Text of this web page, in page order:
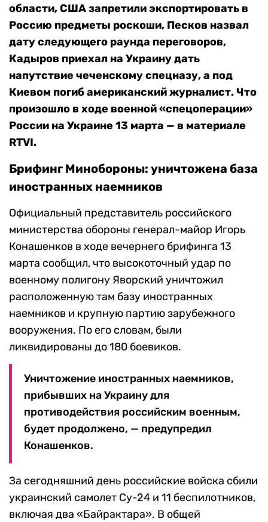
области, США запретили экспортировать в
Россию предметы роскоши, Песков назвал
дату следующего раунда переговоров,
Кадыров приехал на Украину дать
напутствие чеченскому спецназу, а под
Киевом погиб американский журналист. Что
произошло в ходе военной «спецоперации»
России на Украине 13 марта — в материале
RTVI.
Брифинг Минобороны: уничтожена база
иностранных наемников
Официальный представитель российского
министерства обороны генерал-майор Игорь
Конашенков в ходе вечернего брифинга 13
марта сообщил, что высокоточный удар по
военному полигону Яворский уничтожил
расположенную там базу иностранных
наемников и крупную партию зарубежного
вооружения. По его словам, были
ликвидированы до 180 боевиков.
Уничтожение иностранных наемников,
прибывших на Украину для
противодействия российским военным,
будет продолжено, — предупредил
Конашенков.
За сегодняшний день российские войска сбили
украинский самолет Су-24 и 11 беспилотников,
включая два «Байрактара». В общей